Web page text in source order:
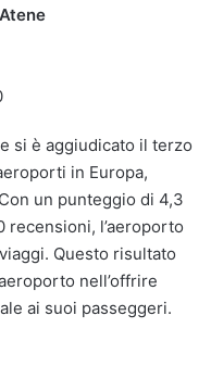
si è aggiudicato il terzo
in Europa,
un punteggio di 4,3
recensioni, l’aeroporto
Questo risultato
nell’offrire
ai suoi passeggeri.